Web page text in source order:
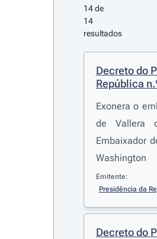
14 de
14
resultados
Decreto do
República
Exonera o
de Vallera
Embaixador
Washington
Emitente:
Presidência da
Decreto do